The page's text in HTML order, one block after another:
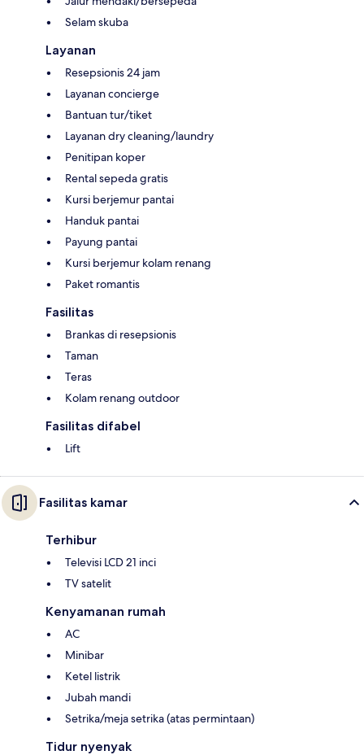
Selam skuba
Layanan
Resepsionis 24 jam
Layanan concierge
Bantuan tur/tiket
Layanan dry cleaning/laundry
Penitipan koper
Rental sepeda gratis
Kursi berjemur pantai
Handuk pantai
Payung pantai
Kursi berjemur kolam renang
Paket romantis
Fasilitas
Brankas di resepsionis
Taman
Teras
Kolam renang outdoor
Fasilitas difabel
Lift
Fasilitas kamar
Terhibur
Televisi LCD 21 inci
TV satelit
Kenyamanan rumah
AC
Minibar
Ketel listrik
Jubah mandi
Setrika/meja setrika (atas permintaan)
Tidur nyenyak